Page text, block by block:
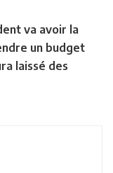
va avoir la
un budget
laissé des